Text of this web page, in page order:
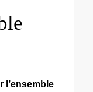
l’ensemble